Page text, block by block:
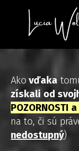
Ako vďaka
získali od
POZORNOSTI
na to, či sú
nedostupný)